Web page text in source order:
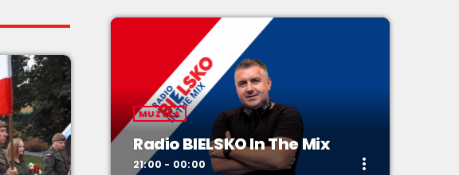
MUZYKA
Radio BIELSKO In The Mix
21:00 - 00:00 more_vert